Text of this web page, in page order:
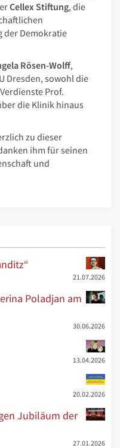
Cellex Stiftung, die
der Demokratie
Rösen-Wolff,
Dresden, sowohl die
Prof.
die Klinik hinaus
zu dieser
ihm für seinen
und
21.07.2026
Poladjan am
30.06.2026
13.04.2026
20.02.2026
Jubiläum der
27.01.2026